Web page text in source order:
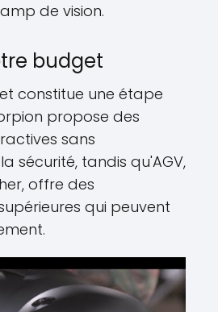
de vision.
budget
constitue une étape
propose des
sans
sécurité, tandis qu'AGV,
offre des
qui peuvent